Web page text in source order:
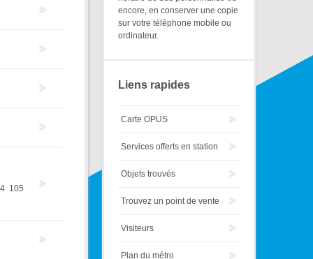
105
encore, en conserver une copie
sur votre téléphone mobile ou
ordinateur.
Liens rapides
Carte OPUS
Services offerts en station
Objets trouvés
Trouvez un point de vente
Visiteurs
Plan du métro